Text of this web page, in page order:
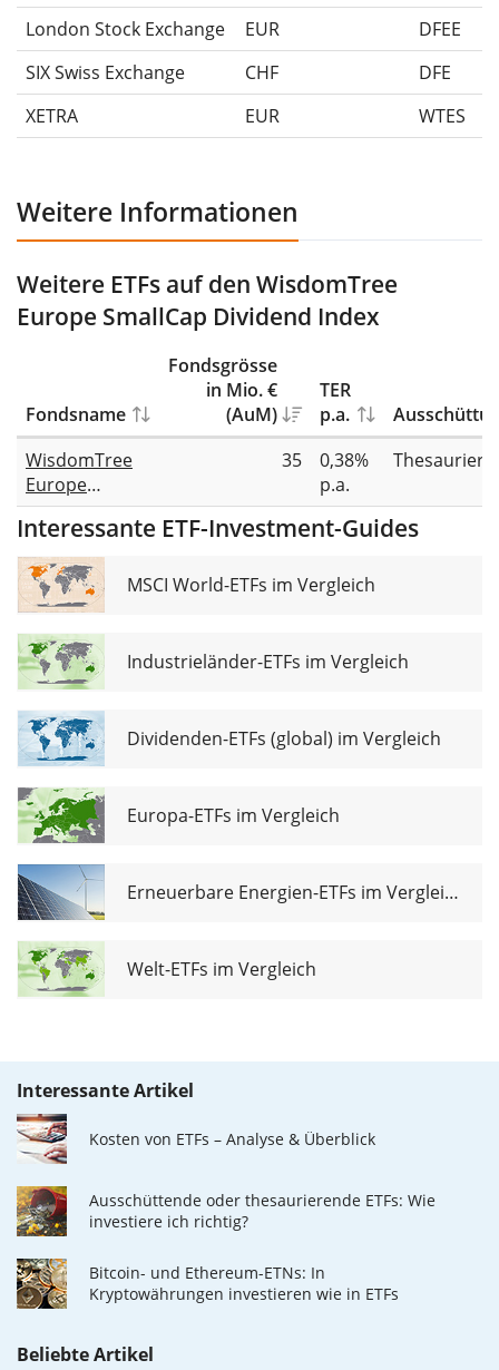
London Stock Exchange
EUR
DFEE
SIX Swiss Exchange
CHF
DFE
XETRA
EUR WTES
Weitere Informationen
Weitere ETFs auf den WisdomTree
Europe SmallCap Dividend Index
Fondsname
Fondsgrösse
in Mio. €
(AuM)
TER
p.a.
WisdomTree
Europe
SmallCap
Dividend
UCITS ETF Acc
35
0,38%
p.a.
Interessante ETF-Investment-Guides
MSCI World-ETFs im Vergleich
Industrieländer-ETFs im Vergleich
Dividenden-ETFs (global) im Vergleich
Europa-ETFs im Vergleich
Erneuerbare Energien-ETFs im Vergleich
Welt-ETFs im Vergleich
Interessante Artikel
Kosten von ETFs – Analyse & Überblick
Ausschüttende oder thesaurierende ETFs: Wie
investiere ich richtig?
Bitcoin- und Ethereum-ETNs: In
Kryptowährungen investieren wie in ETFs
Beliebte Artikel